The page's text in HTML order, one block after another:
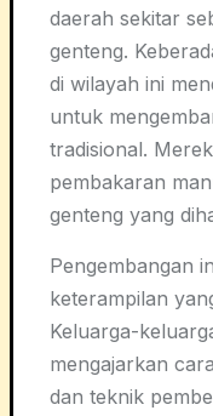
daerah sekitar
genteng.
di wilayah ini
untuk
tradisional.
pembakaran
genteng yang
Pengembangan
keterampilan
Keluarga-
mengajarkan
dan teknik